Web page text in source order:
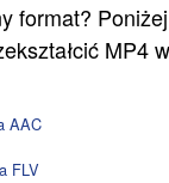
format?
MP4
AAC
FLV